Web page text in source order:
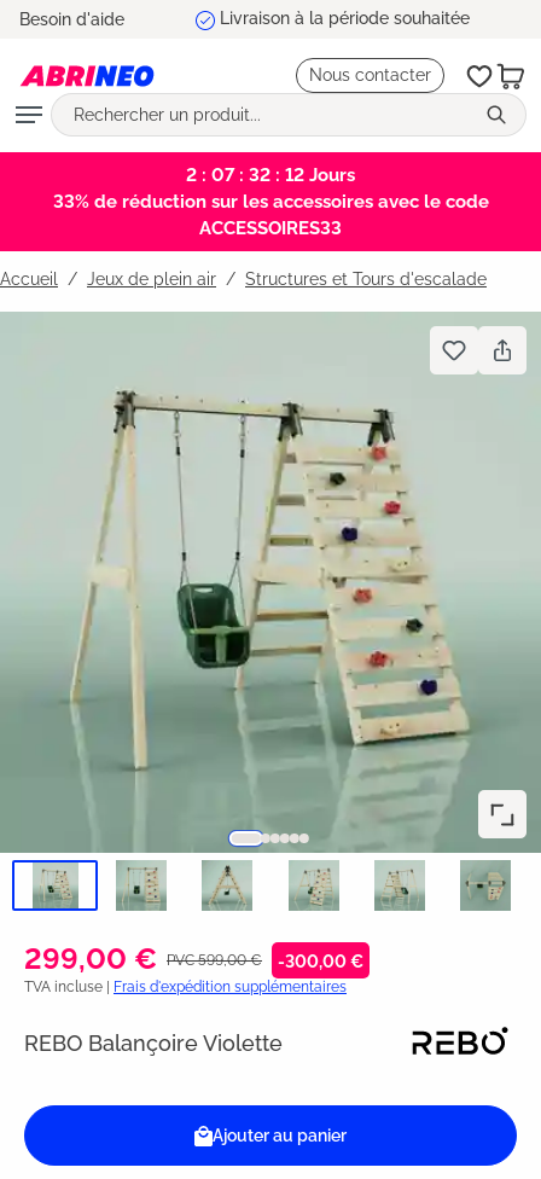
principal
Besoin d'aide 5 ans de garantie
Nous contacter
2 : 07 : 32 : 11Jours
33% de réduction sur les accessoires avec le code
ACCESSOIRES33
Accueil Jeux de plein air / Structures et Tours d'escalade
299,00 € PVC 599,00 € -300,00 €
TVA incluse | Frais d'expédition supplémentaires
REBO Balançoire Violette
Ajouter au panier